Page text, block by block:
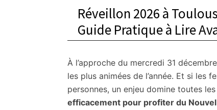
Nouvel
2026
Réservation
en
Ligne<br
/>Menu
Réveillon 2026 à
Guide Pratique à Lire
À l’approche du mercredi 31
les plus animées de l’année. Et si les
personnes, un enjeu domine toutes
efficacement pour profiter du